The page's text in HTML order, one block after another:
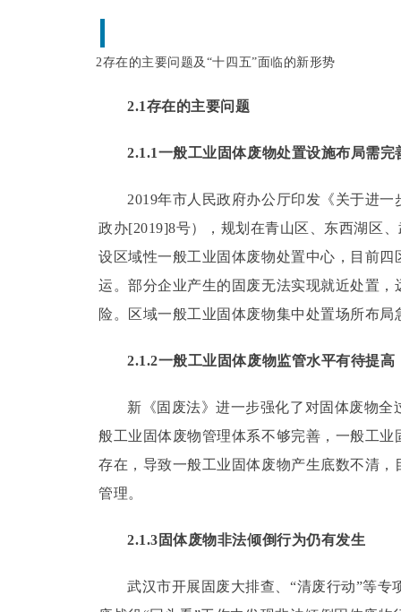
2存在的主要问题及“十四五”面临的新形势
2.1存在的主要问题
2.1.1一般工业固体废物处置设施布局需完
2019年市人民政府办公厅印发《关于进一
政办[2019]8号），规划在青山区、东西湖区
设区域性一般工业固体废物处置中心，目前
运。部分企业产生的固废无法实现就近处置
险。
区域一般工业固体废物集中处置场所布局
2.1.2一般工业固体废物监管水平有待提高
新《固废法》进一步强化了对固体废物
般工业固体废物管理体系不够完善，一般工
存在，导致一般工业固体废物产生底数不清
管理。
2.1.3固体废物非法倾倒行为仍有发生
武汉市开展固废大排查、“清废行动”等